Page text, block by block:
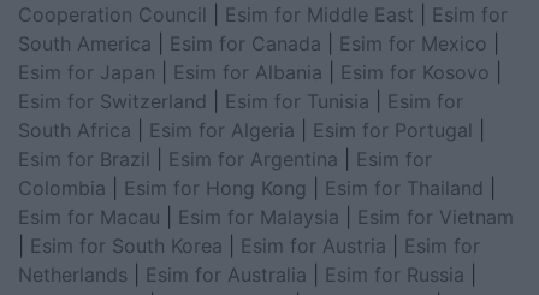
Cooperation Council
Esim for Middle East
Esim for
South America
Esim for Canada Esim for Mexico
Esim for Japan
Esim for Albania Esim for Kosovo
Esim for Switzerland
Esim for Tunisia
Esim for
South Africa
Esim for Algeria Esim for Portugal
Esim for Brazil
Esim for Argentina
Esim for
Colombia
Esim for Hong Kong Esim for Thailand
Esim for Macau
Esim for Malaysia
Esim for Vietnam
Esim for South Korea Esim for Austria
Esim for
Netherlands
Esim for Australia Esim for Russia